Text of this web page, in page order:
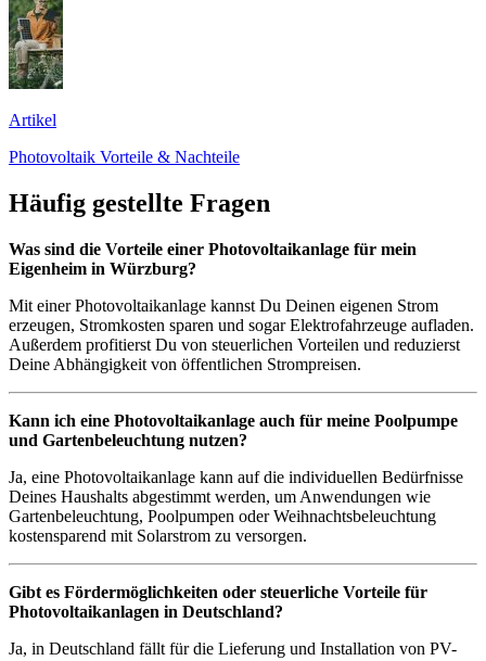
Artikel
Photovoltaik Vorteile & Nachteile
Häufig gestellte Fragen
Was sind die Vorteile einer Photovoltaikanlage für mein
Eigenheim in Würzburg?
Mit einer Photovoltaikanlage kannst Du Deinen eigenen Strom
erzeugen, Stromkosten sparen und sogar Elektrofahrzeuge aufladen.
Außerdem profitierst Du von steuerlichen Vorteilen und reduzierst
Deine Abhängigkeit von öffentlichen Strompreisen.
Kann ich eine Photovoltaikanlage auch für meine Poolpumpe
und Gartenbeleuchtung nutzen?
Ja, eine Photovoltaikanlage kann auf die individuellen Bedürfnisse
Deines Haushalts abgestimmt werden, um Anwendungen wie
Gartenbeleuchtung, Poolpumpen oder Weihnachtsbeleuchtung
kostensparend mit Solarstrom zu versorgen.
Gibt es Fördermöglichkeiten oder steuerliche Vorteile für
Photovoltaikanlagen in Deutschland?
Ja, in Deutschland fällt für die Lieferung und Installation von PV-